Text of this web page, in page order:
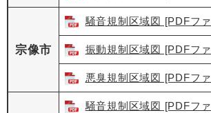
宗像市
騒音規制区域図 [PDFフ
振動規制区域図 [PDFフ
悪臭規制区域図 [PDFフ
騒音規制区域図 [PDFフ